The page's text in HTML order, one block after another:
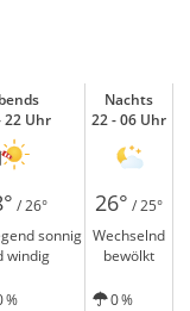
22 Uhr
Nachts
22 - 06 Uhr
/ 26° 26° / 25°
sonnig
windig
Wechselnd
bewölkt
% 0 %